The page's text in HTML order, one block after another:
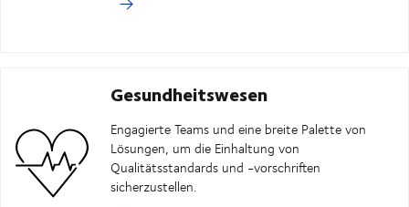
Gesundheitswesen
Engagierte Teams und eine breite Palette von
Lösungen, um die Einhaltung von
Qualitätsstandards und -vorschriften
sicherzustellen.